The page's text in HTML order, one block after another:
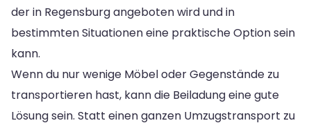
der in Regensburg angeboten wird und in
bestimmten Situationen eine praktische Option sein
kann.
Wenn du nur wenige Möbel oder Gegenstände zu
transportieren hast, kann die Beiladung eine gute
Lösung sein. Statt einen ganzen Umzugstransport zu